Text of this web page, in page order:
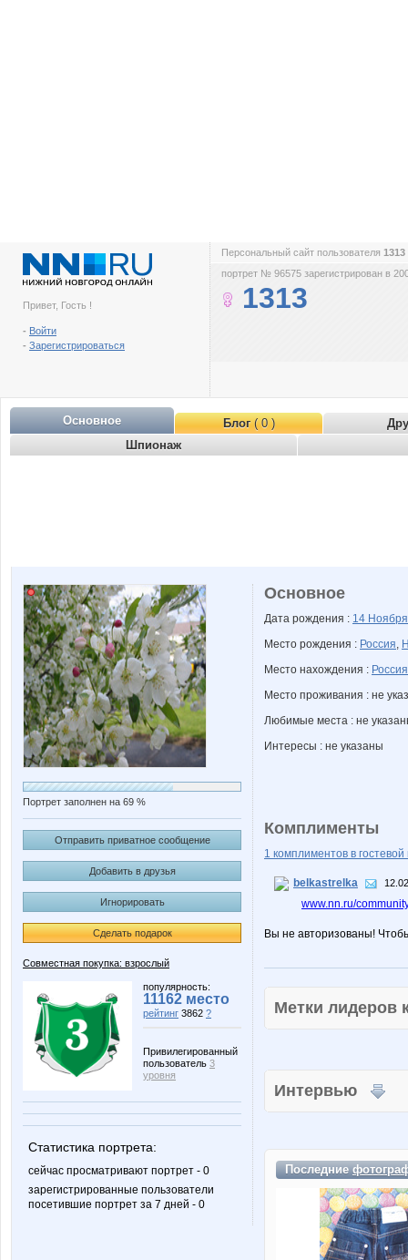
Привет, Гость !
- Войти
- Зарегистрироваться
Персональный сайт пользователя 1313
портрет № 96575 зарегистрирован в
1313
Основное Блог( 0 )
Шпионаж
Портрет заполнен на 69 %
Отправить приватное сообщение
Добавить в друзья
Игнорировать
Сделать подарок
Совместная покупка: взрослый
популярность:
11162 место
рейтинг 3862 ?
Привилегированный
пользователь 3
уровня
Статистика портрета:
сейчас просматривают портрет - 0
зарегистрированные пользователи
посетившие портрет за 7 дней - 0
Основное
Дата рождения : 14
Место рождения : Россия,
Место нахождения : Россия
Место проживания : не
Любимые места : не
Интересы : не указаны
Комплименты
1 комплиментов в гостевой
belkastrelka
www.nn.ru/
Вы не авторизованы!
Метки
Интервью
Последние